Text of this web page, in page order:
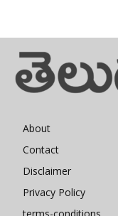
About
Contact
Disclaimer
Privacy Policy